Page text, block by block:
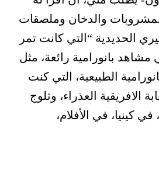
والدخان وملصقات
الحديدية “التي كانت تمر
مشاهد بانورامية رائعة، مثل
الطبيعية، التي كنت
الافريقية العذراء، وثلوج
في كينيا، في الأفلام،